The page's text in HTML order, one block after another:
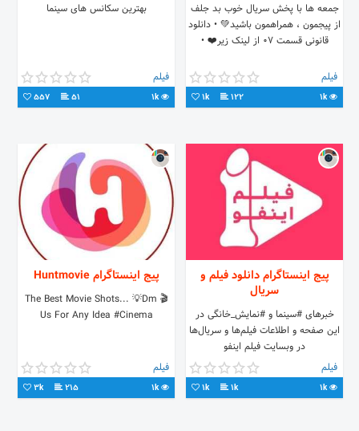
جمعه ها با پخش سریال خوب بد جلف
از پیجمون ، همراهمون باشید💚 • دانلود
قانونی قسمت 07 از لینک زیر❤️ •
فیلم
1k
122
1k
بهترین سکانس های سینما
فیلم
1k
51
557
پیج اینستاگرام دانلود فیلم و
سریال
خبرهای #سینما و #نمایش_خانگی در
این صفحه و اطلاعات فیلم‌ها و سریال‌ها
در وبسایت فیلم اینفو
فیلم
1k
1k
1k
پیج اینستاگرام Huntmovie
🎬 The Best Movie Shots... 💡Dm
Us For Any Idea #Cinema
فیلم
1k
215
3k